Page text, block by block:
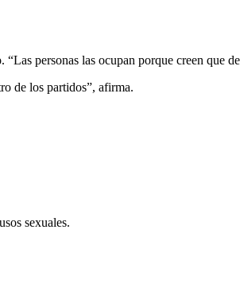
personas las ocupan porque creen que
de los partidos”, afirma.
sexuales.